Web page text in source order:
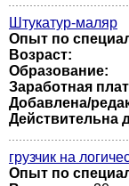
Штукатур-маляр
Опыт по
Возраст:
Образование:
Заработная
Добавлена/
Действительна
грузчик на
Опыт по